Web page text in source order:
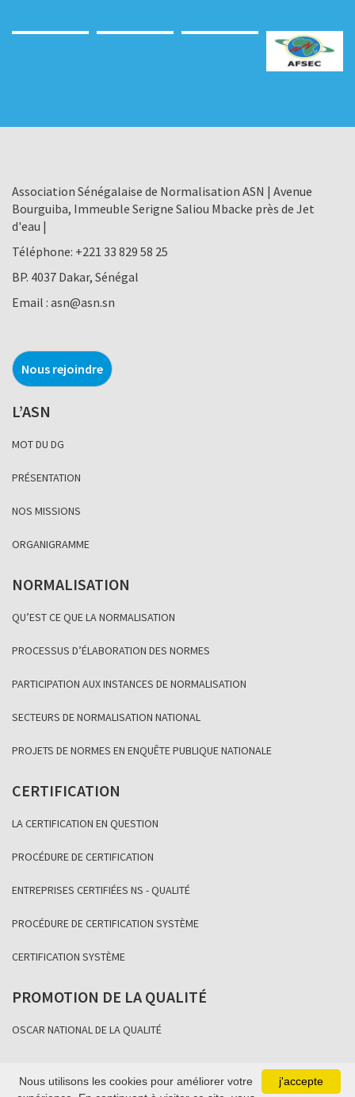
Association Sénégalaise de Normalisation ASN | Avenue
Bourguiba, Immeuble Serigne Saliou Mbacke près de Jet
d'eau |
Téléphone: +221 33 829 58 25
BP. 4037 Dakar, Sénégal
Email : asn@asn.sn
Nous rejoindre
L’ASN
MOT DU DG
PRÉSENTATION
NOS MISSIONS
ORGANIGRAMME
NORMALISATION
QU’EST CE QUE LA NORMALISATION
PROCESSUS D’ÉLABORATION DES NORMES
PARTICIPATION AUX INSTANCES DE NORMALISATION
SECTEURS DE NORMALISATION NATIONAL
PROJETS DE NORMES EN ENQUÊTE PUBLIQUE NATIONALE
CERTIFICATION
LA CERTIFICATION EN QUESTION
PROCÉDURE DE CERTIFICATION
ENTREPRISES CERTIFIÉES NS - QUALITÉ
PROCÉDURE DE CERTIFICATION SYSTÈME
CERTIFICATION SYSTÈME
PROMOTION DE LA QUALITÉ
OSCAR NATIONAL DE LA QUALITÉ
Copyright Association Sénégalaise de Normalisation 2021
j'accepte
Nous utilisons les cookies pour améliorer votre